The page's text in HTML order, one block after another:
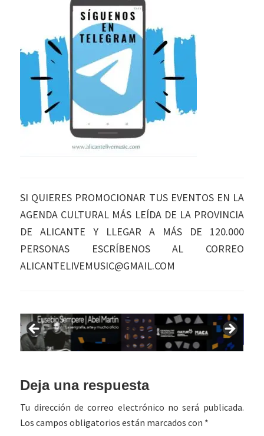
SI QUIERES PROMOCIONAR TUS EVENTOS EN LA
AGENDA CULTURAL MÁS LEÍDA DE LA PROVINCIA
DE ALICANTE Y LLEGAR A MÁS DE 120.000
PERSONAS ESCRÍBENOS AL CORREO
ALICANTELIVEMUSIC@GMAIL.COM
Interacciones
con
los
Deja una respuesta
Tu dirección de correo electrónico no será publicada.
Los campos obligatorios están marcados con *